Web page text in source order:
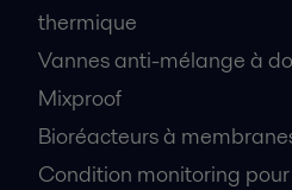
thermique
Vannes anti-mélange à
Mixproof
Bioréacteurs à
Condition monitoring